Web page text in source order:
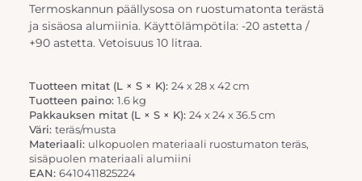
Termoskannun päällysosa on ruostumatonta terästä
ja sisäosa alumiinia. Käyttölämpötila: -20 astetta /
+90 astetta. Vetoisuus 10 litraa.
Tuotteen mitat (L × S × K): 24 x 28 x 42 cm
Tuotteen paino: 1.6 kg
Pakkauksen mitat (L × S × K): 24 x 24 x 36.5 cm
Väri: teräs/musta
Materiaali: ulkopuolen materiaali ruostumaton teräs,
sisäpuolen materiaali alumiini
EAN: 6410411825224